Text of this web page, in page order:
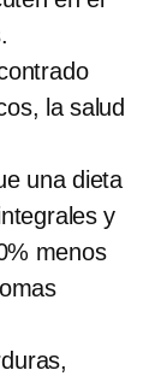
la salud
una dieta
y
menos